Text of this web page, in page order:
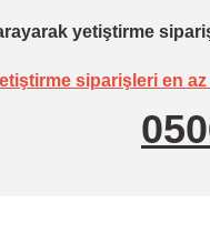
yetiştirme
siparişleri en